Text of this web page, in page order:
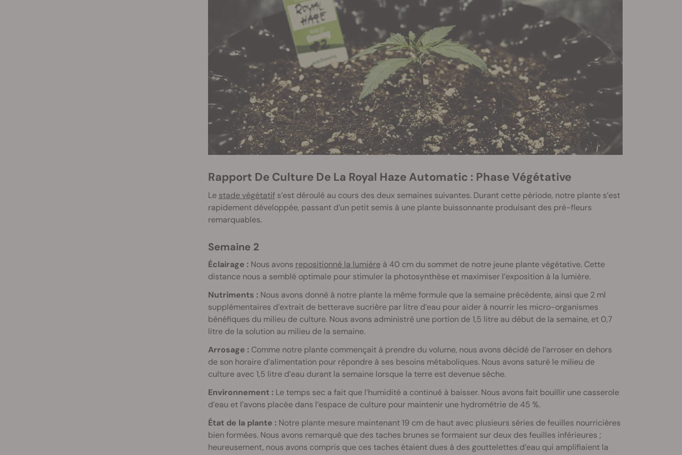
Rapport De Culture De La Royal Haze Automatic : Phase Végétative
Le stade végétatifs’est déroulé au cours des deux semaines suivantes. Durant cette période, notre plante s’est
rapidement développée, passant d’un petit semis à une plante buissonnante produisant des pré-fleurs
remarquables.
Semaine 2
Éclairage : Nous avons repositionné la lumièreà 40 cm du sommet de notre jeune plante végétative. Cette
distance nous a semblé optimale pour stimuler la photosynthèse et maximiser l’exposition à la lumière.
Nutriments : Nous avons donné à notre plante la même formule que la semaine précédente, ainsi que 2 ml
supplémentaires d’extrait de betterave sucrière par litre d’eau pour aider à nourrir les micro-organismes
bénéfiques du milieu de culture. Nous avons administré une portion de 1,5 litre au début de la semaine, et 0,7
litre de la solution au milieu de la semaine.
Arrosage : Comme notre plante commençait à prendre du volume, nous avons décidé de l’arroser en dehors
de son horaire d’alimentation pour répondre à ses besoins métaboliques. Nous avons saturé le milieu de
culture avec 1,5 litre d’eau durant la semaine lorsque la terre est devenue sèche.
Environnement : Le temps sec a fait que l’humidité a continué à baisser. Nous avons fait bouillir une casserole
d’eau et l’avons placée dans l’espace de culture pour maintenir une hydrométrie de 45 %.
État de la plante : Notre plante mesure maintenant 19 cm de haut avec plusieurs séries de feuilles nourricières
bien formées. Nous avons remarqué que des taches brunes se formaient sur deux des feuilles inférieures ;
heureusement, nous avons compris que ces taches étaient dues à des gouttelettes d’eau qui amplifiaient la